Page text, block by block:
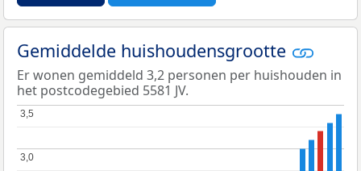
Gemiddelde huishoudensgrootte
Er wonen gemiddeld 3,2 personen per huishouden in
het postcodegebied 5581 JV.
3,0
3,0
3,5
3,5